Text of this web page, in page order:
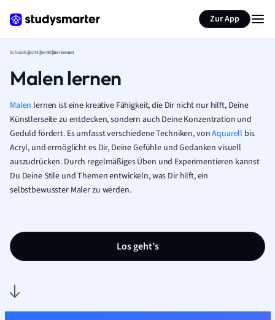
Zur App
SchuleKunstMalenMalen lernen
Malen lernen
Malen lernen ist eine kreative Fähigkeit, die Dir nicht nur hilft, Deine
Künstlerseite zu entdecken, sondern auch Deine Konzentration und
Geduld fördert. Es umfasst verschiedene Techniken, vonAquarell bis
Acryl, und ermöglicht es Dir, Deine Gefühle und Gedanken visuell
auszudrücken. Durch regelmäßiges Üben und Experimentieren kannst
Du Deine Stile und Themen entwickeln, was Dir hilft, ein
selbstbewusster Maler zu werden.
Los geht’s
Seite zusammenfassen